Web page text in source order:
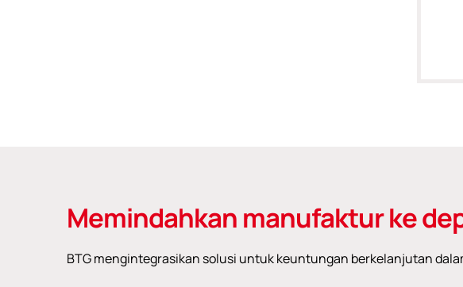
Memindahkan manufaktur ke
BTG mengintegrasikan solusi untuk keuntungan berkelanjutan